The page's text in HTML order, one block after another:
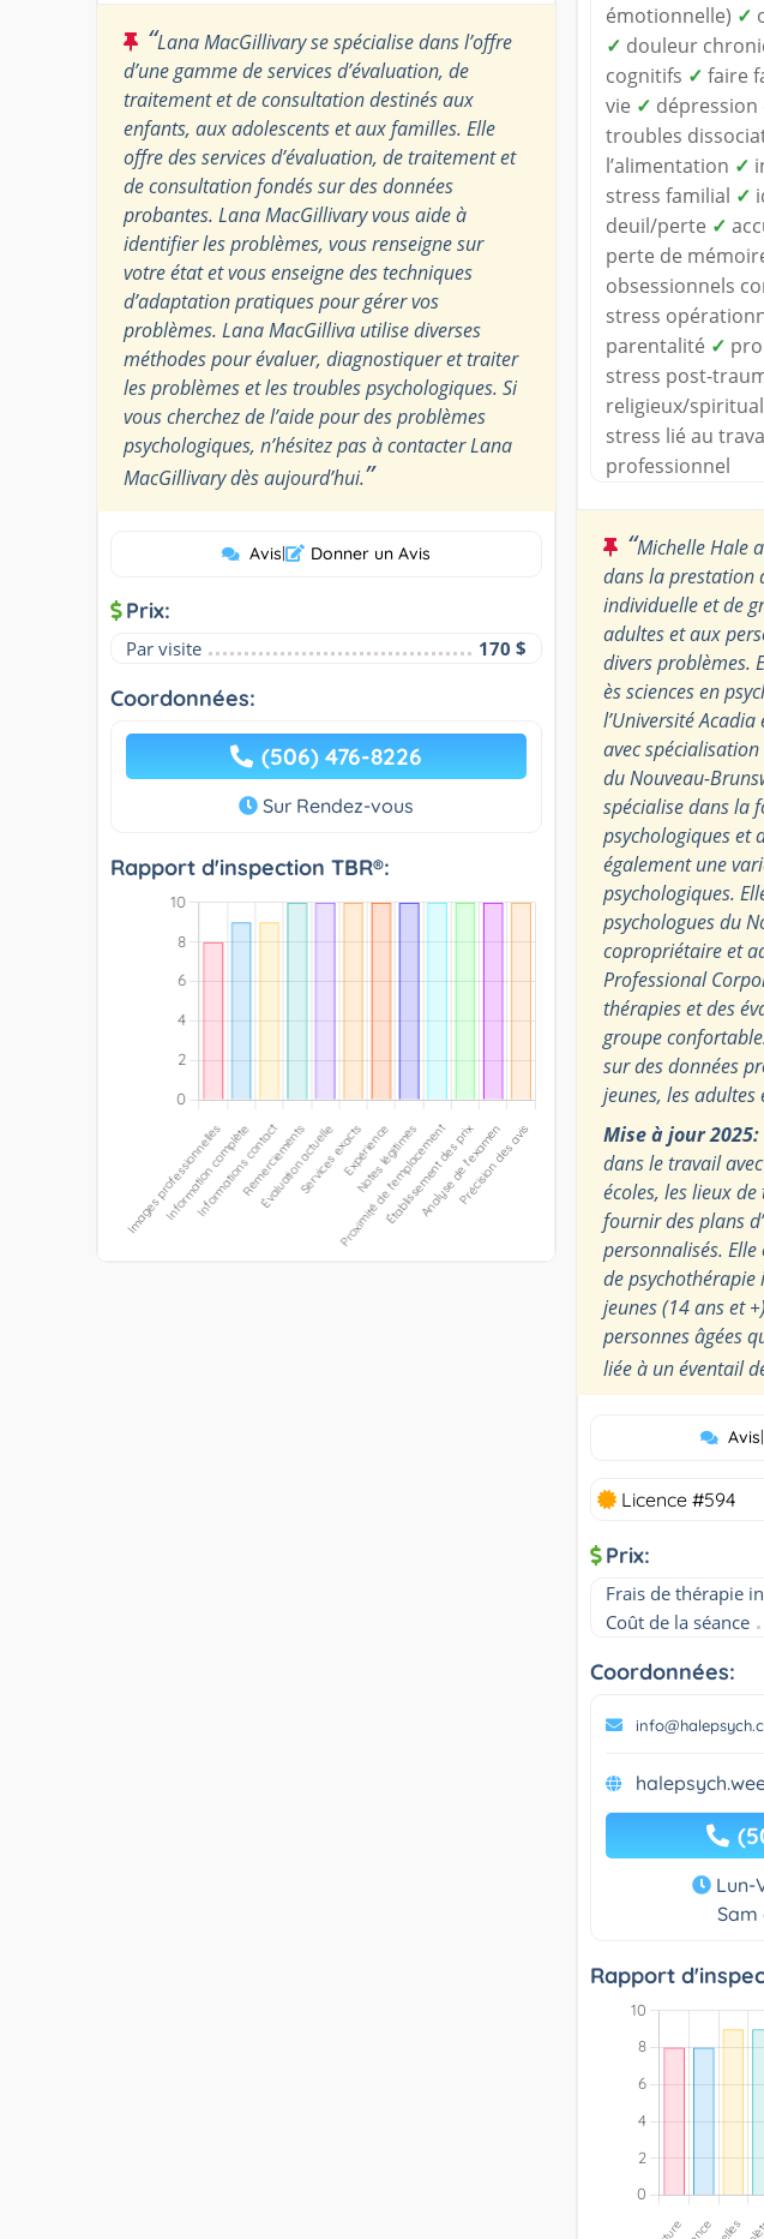
“Lana MacGillivary se spécialise dans l’offre
d’une gamme de services d’évaluation, de
traitement et de consultation destinés aux
enfants, aux adolescents et aux familles. Elle
offre des services d’évaluation, de traitement et
de consultation fondés sur des données
probantes. Lana MacGillivary vous aide à
identifier les problèmes, vous renseigne sur
votre état et vous enseigne des techniques
d’adaptation pratiques pour gérer vos
problèmes. Lana MacGilliva utilise diverses
méthodes pour évaluer, diagnostiquer et traiter
les problèmes et les troubles psychologiques. Si
vous cherchez de l’aide pour des problèmes
psychologiques, n’hésitez pas à contacter Lana
MacGillivary dès aujourd’hui.”
Avis| Donner un Avis
Prix:
Par visite 170 $
Coordonnées:
(506) 476-8226
Sur Rendez-vous
Rapport d'inspection TBR®:
émotionnelle) ✓
✓ douleur
cognitifs ✓ faire
vie ✓
troubles
l’alimentation ✓
stress familial ✓
deuil/perte ✓
perte de
obsessionnels
stress
parentalité ✓
stress post-
religieux/
stress lié au
professionnel
“Michelle Hale
dans la prestation
individuelle et de
adultes et aux
divers problèmes.
ès sciences en
l’Université
avec spécialisation
du Nouveau-
spécialise dans la
psychologiques et
également une
psychologiques.
psychologues du
copropriétaire et
Professional
thérapies et des
groupe
sur des données
jeunes, les adultes
Mise à jour 2025:
dans le travail
écoles, les lieux
fournir des plans
personnalisés.
de
jeunes (14 ans et
personnes âgées
liée à un éventail
Avis|
Licence #594
Prix:
Frais de thérapie
Coût de la séance
Coordonnées:
Lun-
Sam
Rapport